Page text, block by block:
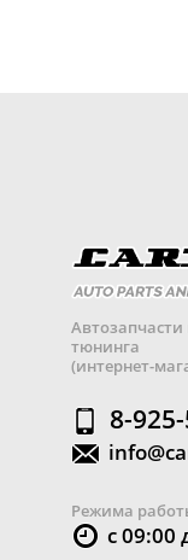
Автозапчасти
тюнинга
(интернет-
8-
Режима
с 09:00